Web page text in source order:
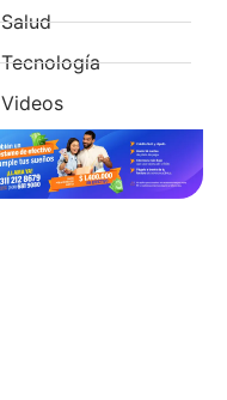
Salud
Tecnología
Videos